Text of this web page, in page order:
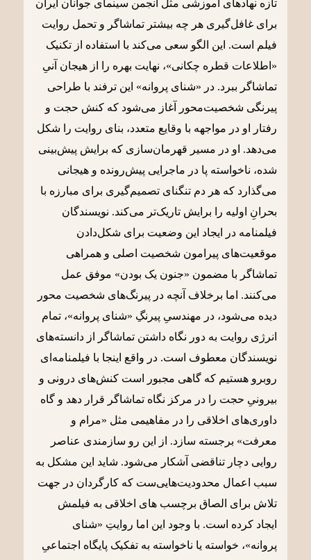
تازه نهادهای آموزشی مثل انجمن سینمای جوانان ایران
برای غافل‌گیری هر چه بیشتر تماشاگر و تحمل روایت
فیلم است. این الگو سعی می‌کند با استفاده از تکنیک
«اطلاعات قطره چکانی»، نهایت بهره را از هیجان آنیِ
تماشاگر ببرد. در «شنای پروانه» این ترفند با طراحی
پیرنگی شخصیت‌محور آغاز می‌شود که کنش حجت و
رفتار او در مواجهه با وقایع متعدد، بنای روایت را شکل
می‌دهد. او در مسیر قهرمان‌سازی که برایش پیش‌بینی
شده، ناخواسته پا در ماجرایی پیش‌رونده و هیجانی
می‌گذارد که هر دم تنگنای تصمیم‌گیری برای مبارزه با
بحرانِ اولیه را برایش تاریک‌تر می‌کند. نویسندگان
فیلمنامه در ایجاد این وضعیت برای شکل‌دادن
موقعیت‌های پیرامون شخصیت اصلی و همراهی
تماشاگر با مضمون «جنون یک بودن» موفق عمل
می‌کنند. اما برخلاف آنچه در پیرنگ‌های شخصیت محور
دیده می‌شود، در مهندسیِ پیرنگِ «شنای پروانه»، تمام
انرژی روایت به دور نگاه داشتن تماشاگر از دانسته‌های
نویسندگان معطوف است. در واقع اینجا با فیلمنامه‌ای
روبرو هستیم که گاهی مجبور است کنش‌های درونی و
بیرونیِ حجت را در مرکز نگاه تماشاگر قرار دهد و گاه
داوری‌های اخلاقی را در مفاهیمی مثل «مرام و
معرفت» برجسته سازد. از این رو سازمندی عناصر
روایی دچار تناقضی آشکار می‌شود. شاید این مشکل به
سبب اعمال محدودیت‌هایی‌ست که کارگردان در جهت
تلاش برای الصاق برچسب های اخلاقی به فیلمش
ایجاد کرده است. با وجود این اما روایتِ «شنای
پروانه»، خواسته یا ناخواسته به تفکیک پایگاه اجتماعیِ